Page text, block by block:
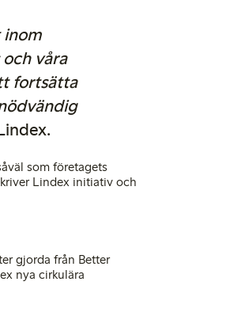
inom
våra
fortsätta
som företagets
Lindex initiativ och
gjorda från Better
nya cirkulära